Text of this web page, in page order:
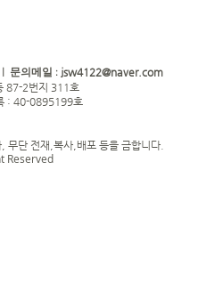
| 문의메일 : jsw4122@naver.com
87-2번지 311호
: 40-0895199호
무단 전재,복사,배포 등을 금합니다.
Reserved